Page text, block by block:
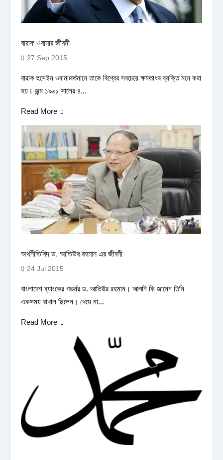
বারাক ওবামার জীবনী
27 Sep 2015
বারাক হুসেইন ওবামা৷বর্তমানে তাকে বিশ্বের সবচেয়ে ক্ষমতাধর ব্যক্তি মনে করা
হয়। জন্ম ১৯৬১ সালের ৪...
Read More
অর্থনীতিবিদ ড. আতিউর রহমান এর জীবনী
24 Jul 2015
বাংলাদেশ ব্যাংকের গভর্নর ড. আতিউর রহমান। আপনি কি জানেন তিনি
একসময় রাখাল ছিলেন। খেয়ে না...
Read More